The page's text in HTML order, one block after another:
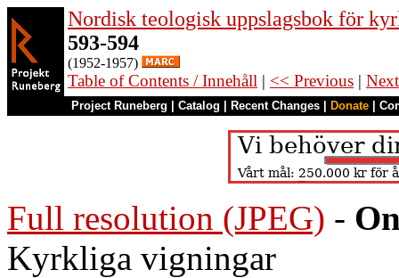
Nordisk teologisk uppslagsbok för
593-594
(1952-1957)
Table of Contents / Innehåll | << Previous |
Project Runeberg Catalog Recent Changes Donate
Full resolution (JPEG) -
Kyrkliga vigningar